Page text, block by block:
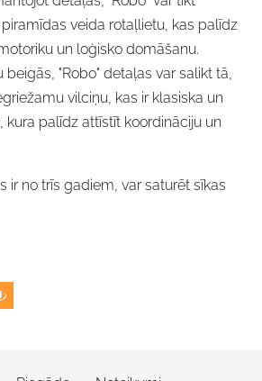
veida rotaļlietu, kas palīdz
un loģisko domāšanu.
beigās, "Robo" detaļas var salikt tā,
vilciņu, kas ir klasiska un
kura palīdz attīstīt koordināciju un
ir no trīs gadiem, var saturēt sīkas